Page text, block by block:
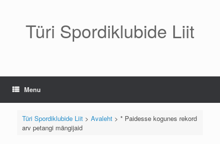
Türi Spordiklubide Liit
Menu
Türi Spordiklubide Liit> Avaleht> * Paidesse kogunes rekord
arv petangi mängijaid